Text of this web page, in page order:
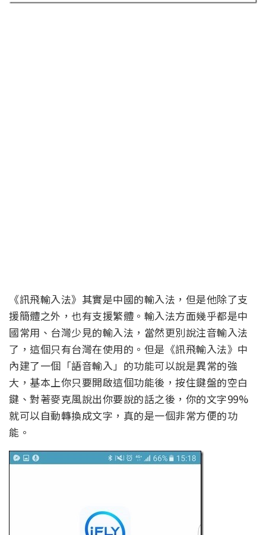
《訊飛輸入法》其實是中國的輸入法，但是他除了支
援簡體之外，也有支援繁體。輸入法方面幾乎都是中
國常用、台灣少見的輸入法，當然更別說注音輸入法
了，這個只有台灣在使用的。但是《訊飛輸入法》中
內建了一個「語音輸入」的功能可以說是異常的強
大，基本上你只要開啟這個功能後，按住鍵盤的空白
鍵、對著麥克風說出你要說的話之後，你的文字99%
就可以自動轉換成文字，真的是一個非常方便的功
能。